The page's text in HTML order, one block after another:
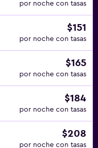
por noche con tasas
$151
por noche con tasas
$165
por noche con tasas
$184
por noche con tasas
$208
por noche con tasas